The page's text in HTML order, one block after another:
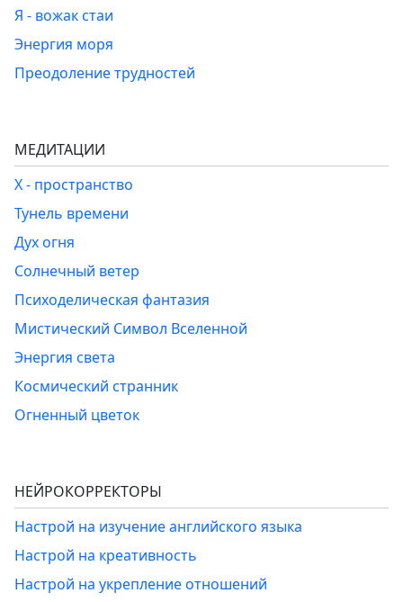
Я - вожак стаи
Энергия моря
Преодоление трудностей
МЕДИТАЦИИ
Х - пространство
Тунель времени
Дух огня
Солнечный ветер
Психоделическая фантазия
Мистический Символ Вселенной
Энергия света
Космический странник
Огненный цветок
НЕЙРОКОРРЕКТОРЫ
Настрой на изучение английского языка
Настрой на креативность
Настрой на укрепление отношений